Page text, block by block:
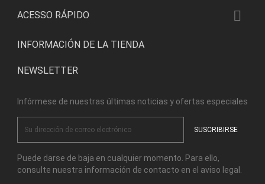
ACESSO RÁPIDO 
INFORMACIÓN DE LA TIENDA
NEWSLETTER
Infórmese de nuestras últimas noticias y ofertas especiales
Puede darse de baja en cualquier momento. Para ello,
consulte nuestra información de contacto en el aviso legal.